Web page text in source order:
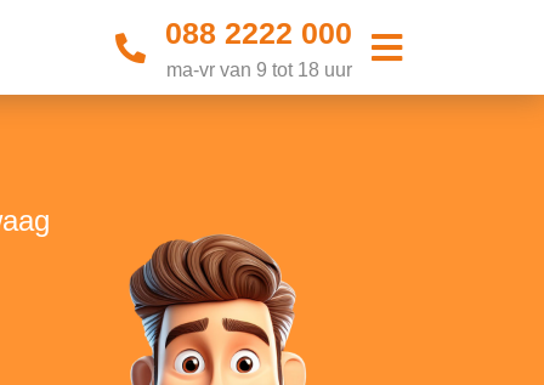
088 2222 000
ma-vr van 9 tot 18 uur